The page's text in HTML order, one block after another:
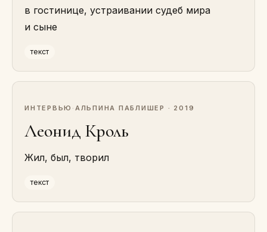
в гостинице, устраивании судеб мира
и сыне
текст
ИНТЕРВЬЮ · АЛЬПИНА ПАБЛИШЕР · 2019
Леонид Кроль
Жил, был, творил
текст